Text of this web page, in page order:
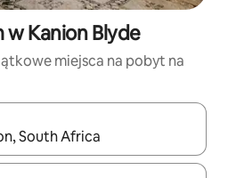
Kanion Blyde
miejsca na pobyt na
możesz poruszać się po nich za